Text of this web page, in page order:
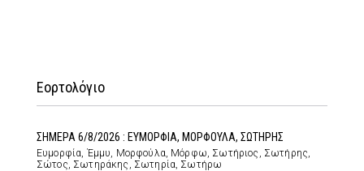
Εορτολόγιο
ΣΗΜΕΡΑ 6/8/2026 : ΕΥΜΟΡΦΙΑ, ΜΟΡΦΟΥΛΑ, ΣΩΤΗΡΗΣ
Ευμορφία, Έμμυ, Μορφούλα, Μόρφω, Σωτήριος, Σωτήρης,
Σώτος, Σωτηράκης, Σωτηρία, Σωτήρω